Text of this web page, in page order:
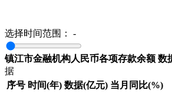
选择时间范围： -
镇江市金融机构人民币各项存款余额 数
据
序号 时间(年) 数据(亿元) 当月同比(%)